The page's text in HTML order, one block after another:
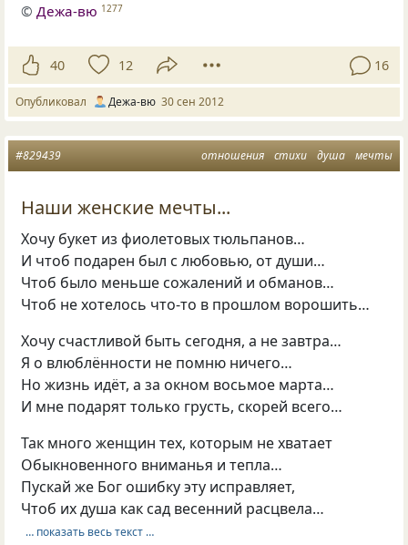
© Дежа-вю 1277
40 12 16
Опубликовал Дежа-вю 30 сен 2012
отношения стихи душа мечты
#829439
Наши женские мечты...
Хочу букет из фиолетовых тюльпанов…
И чтоб подарен был с любовью, от души…
Чтоб было меньше сожалений и обманов…
Чтоб не хотелось что-то в прошлом ворошить…
Хочу счастливой быть сегодня, а не завтра…
Я о влюблённости не помню ничего…
Но жизнь идёт, а за окном восьмое марта…
И мне подарят только грусть, скорей всего…
Так много женщин тех, которым не хватает
Обыкновенного вниманья и тепла…
Пускай же Бог ошибку эту исправляет,
Чтоб их душа как сад весенний расцвела…
… показать весь текст …